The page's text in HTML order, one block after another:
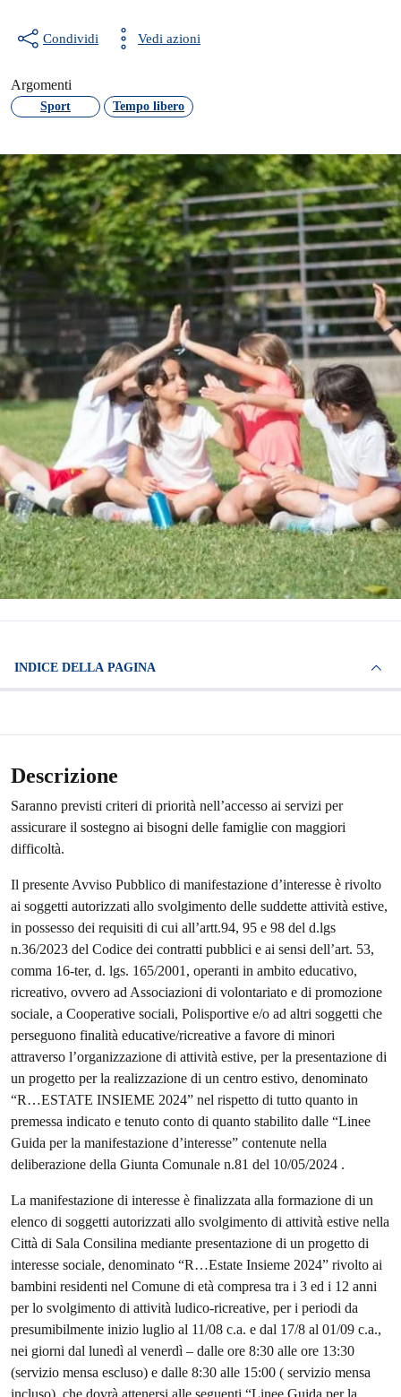
Condividi Vedi azioni
Argomenti
Sport Tempo libero
INDICE DELLA PAGINA
Descrizione
Saranno previsti criteri di priorità nell’accesso ai servizi per
assicurare il sostegno ai bisogni delle famiglie con maggiori
difficoltà.
Il presente Avviso Pubblico di manifestazione d’interesse è rivolto
ai soggetti autorizzati allo svolgimento delle suddette attività estive,
in possesso dei requisiti di cui all’artt.94, 95 e 98 del d.lgs
n.36/2023 del Codice dei contratti pubblici e ai sensi dell’art. 53,
comma 16-ter, d. lgs. 165/2001, operanti in ambito educativo,
ricreativo, ovvero ad Associazioni di volontariato e di promozione
sociale, a Cooperative sociali, Polisportive e/o ad altri soggetti che
perseguono finalità educative/ricreative a favore di minori
attraverso l’organizzazione di attività estive, per la presentazione di
un progetto per la realizzazione di un centro estivo, denominato
“R…ESTATE INSIEME 2024” nel rispetto di tutto quanto in
premessa indicato e tenuto conto di quanto stabilito dalle “Linee
Guida per la manifestazione d’interesse” contenute nella
deliberazione della Giunta Comunale n.81 del 10/05/2024 .
La manifestazione di interesse è finalizzata alla formazione di un
elenco di soggetti autorizzati allo svolgimento di attività estive nella
Città di Sala Consilina mediante presentazione di un progetto di
interesse sociale, denominato “R…Estate Insieme 2024” rivolto ai
bambini residenti nel Comune di età compresa tra i 3 ed i 12 anni
per lo svolgimento di attività ludico-ricreative, per i periodi da
presumibilmente inizio luglio al 11/08 c.a. e dal 17/8 al 01/09 c.a.,
nei giorni dal lunedì al venerdì – dalle ore 8:30 alle ore 13:30
(servizio mensa escluso) e dalle 8:30 alle 15:00 ( servizio mensa